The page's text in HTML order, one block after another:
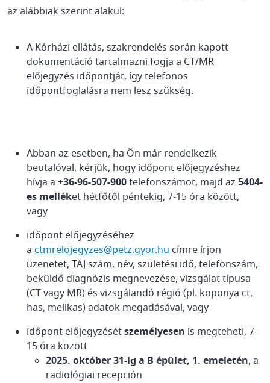
az alábbiak szerint alakul:
A Kórházi ellátás, szakrendelés során kapott
dokumentáció tartalmazni fogja a CT/MR
előjegyzés időpontját, így telefonos
időpontfoglalásra nem lesz szükség.
Abban az esetben, ha Ön már rendelkezik
beutalóval, kérjük, hogy időpont előjegyzéshez
hívja a +36-96-507-900telefonszámot, majd az 5404-
es melléket hétfőtől péntekig, 7-15 óra között,
vagy
időpont előjegyzéséhez
a ctmrelojegyzes@petz.gyor.hu címre írjon
üzenetet, TAJ szám, név, születési idő, telefonszám,
beküldő diagnózis megnevezése, vizsgálat típusa
(CT vagy MR) és vizsgálandó régió (pl. koponya ct,
has, mellkas) adatok megadásával, vagy
időpont előjegyzésétszemélyesen is megteheti, 7-
15 óra között
2025. október 31-ig a B épület, 1. emeletén, a
radiológiai recepción